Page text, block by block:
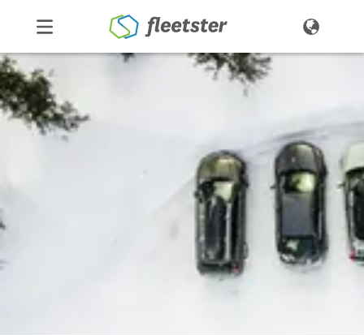
Productos
Precios
Noticias